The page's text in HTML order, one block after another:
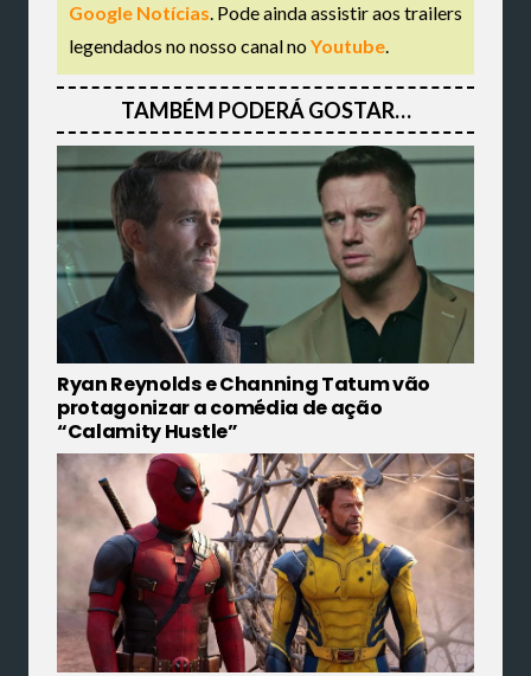
Google Notícias. Pode ainda assistir aos trailers
legendados no nosso canal noYoutube.
TAMBÉM PODERÁ GOSTAR…
Ryan Reynolds e Channing Tatum vão
protagonizar a comédia de ação
“Calamity Hustle”